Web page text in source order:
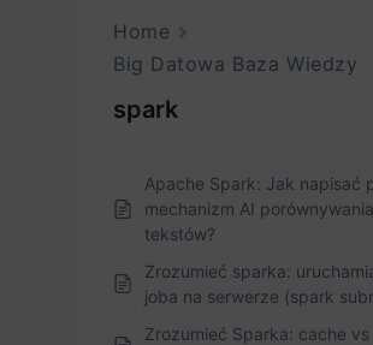
Home
Big Datowa Baza Wiedzy
spark
Apache Spark: Jak napisać
mechanizm AI porównywania
tekstów?
Zrozumieć sparka:
joba na serwerze (spark
Zrozumieć Sparka: cache vs